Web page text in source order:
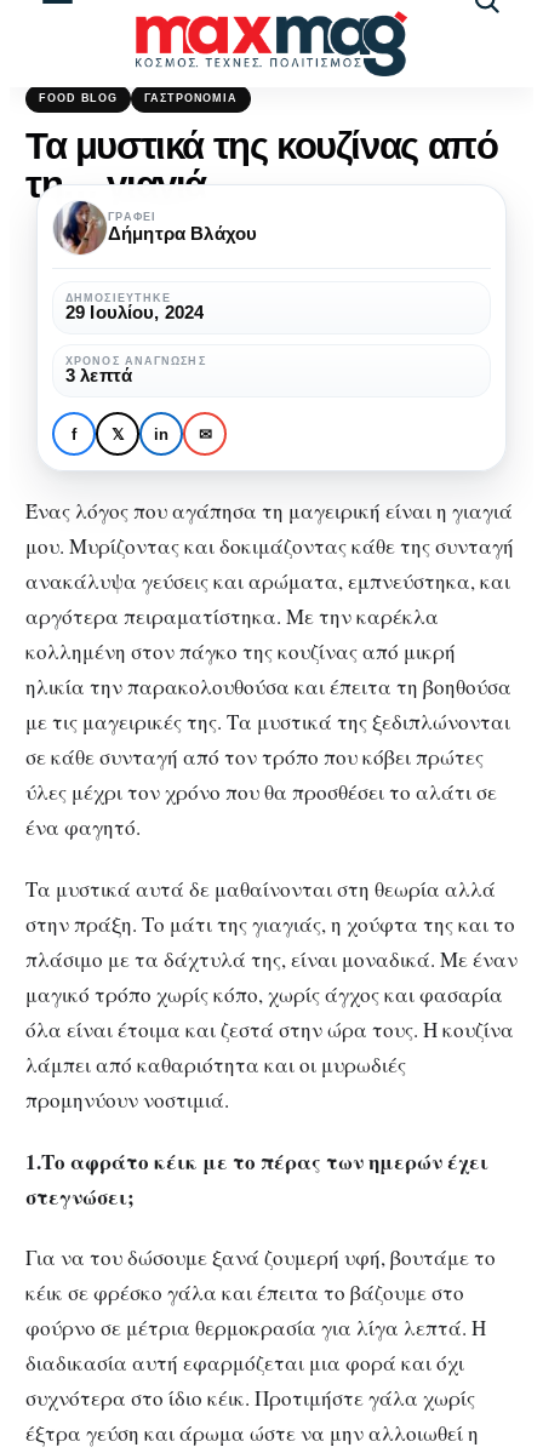
FOOD BLOG ΓΑΣΤΡΟΝΟΜΊΑ
Τα μυστικά της κουζίνας από
τη… γιαγιά
ΓΡΆΦΕΙ
Δήμητρα Βλάχου
ΔΗΜΟΣΙΕΎΤΗΚΕ
29 Ιουλίου, 2024
ΧΡΌΝΟΣ ΑΝΆΓΝΩΣΗΣ
3 λεπτά
f 𝕏 in ✉
Ένας λόγος που αγάπησα τη μαγειρική είναι η γιαγιά
μου. Μυρίζοντας και δοκιμάζοντας κάθε της συνταγή
ανακάλυψα γεύσεις και αρώματα, εμπνεύστηκα, και
αργότερα πειραματίστηκα. Με την καρέκλα
κολλημένη στον πάγκο της κουζίνας από μικρή
ηλικία την παρακολουθούσα και έπειτα τη βοηθούσα
με τις μαγειρικές της. Τα μυστικά της ξεδιπλώνονται
σε κάθε συνταγή από τον τρόπο που κόβει πρώτες
ύλες μέχρι τον χρόνο που θα προσθέσει το αλάτι σε
ένα φαγητό.
Τα μυστικά αυτά δε μαθαίνονται στη θεωρία αλλά
στην πράξη. Το μάτι της γιαγιάς, η χούφτα της και το
πλάσιμο με τα δάχτυλά της, είναι μοναδικά. Με έναν
μαγικό τρόπο χωρίς κόπο, χωρίς άγχος και φασαρία
όλα είναι έτοιμα και ζεστά στην ώρα τους. Η κουζίνα
λάμπει από καθαριότητα και οι μυρωδιές
προμηνύουν νοστιμιά.
1.Το αφράτο κέικ με το πέρας των ημερών έχει
στεγνώσει;
Για να του δώσουμε ξανά ζουμερή υφή, βουτάμε το
κέικ σε φρέσκο γάλα και έπειτα το βάζουμε στο
φούρνο σε μέτρια θερμοκρασία για λίγα λεπτά. Η
διαδικασία αυτή εφαρμόζεται μια φορά και όχι
συχνότερα στο ίδιο κέικ. Προτιμήστε γάλα χωρίς
έξτρα γεύση και άρωμα ώστε να μην αλλοιωθεί η